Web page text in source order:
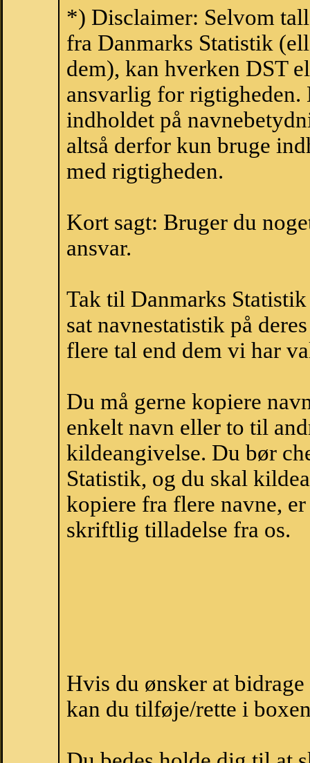
*) Disclaimer: Selvom
fra Danmarks Statistik
dem), kan hverken DST
ansvarlig for
indholdet på
altså derfor kun bruge
med rigtigheden.
Kort sagt: Bruger du
ansvar.
Tak til Danmarks
sat navnestatistik på
flere tal end dem vi har
Du må gerne kopiere
enkelt navn eller to til
kildeangivelse. Du bør
Statistik, og du skal
kopiere fra flere navne,
skriftlig tilladelse fra os.
Hvis du ønsker at
kan du tilføje/rette i